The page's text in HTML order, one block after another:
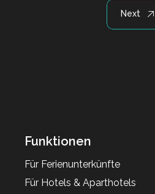
Next
Funktionen
Für Ferienunterkünfte
Für Hotels & Aparthotels